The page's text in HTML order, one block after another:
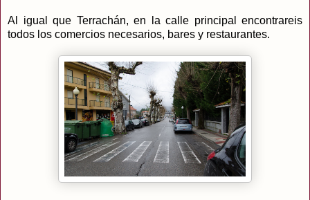
Al igual que Terrachán, en la calle principal encontrareis
todos los comercios necesarios, bares y restaurantes.